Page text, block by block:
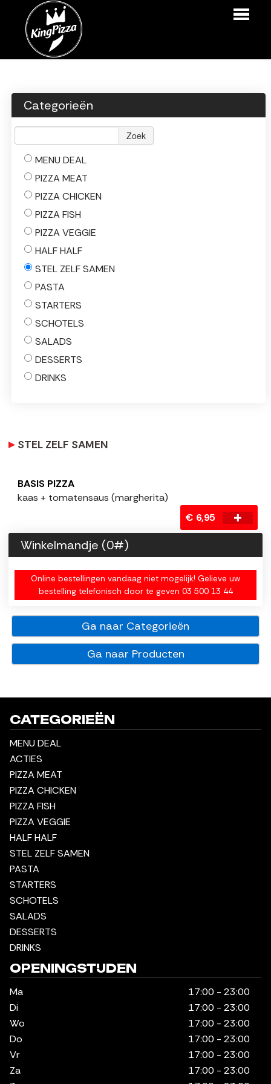
BESTELLEN
MENU
LOGIN
CONTACT
Categorieën
Zoek
MENU DEAL
PIZZA MEAT
PIZZA CHICKEN
PIZZA FISH
PIZZA VEGGIE
HALF HALF
STEL ZELF SAMEN
PASTA
STARTERS
SCHOTELS
SALADS
DESSERTS
DRINKS
STEL ZELF SAMEN
BASIS PIZZA
kaas + tomatensaus (margherita)
€ 6,95
Winkelmandje (0#)
Online bestellingen vandaag niet mogelijk! Gelieve uw
bestelling telefonisch door te geven 03 500 13 44
Ga naar Categorieën
Ga naar Producten
CATEGORIEËN
MENU DEAL
ACTIES
PIZZA MEAT
PIZZA CHICKEN
PIZZA FISH
PIZZA VEGGIE
HALF HALF
STEL ZELF SAMEN
PASTA
STARTERS
SCHOTELS
SALADS
DESSERTS
DRINKS
OPENINGSTIJDEN
Ma
17:00 - 23:00
Di
17:00 - 23:00
Wo
17:00 - 23:00
Do
17:00 - 23:00
Vr
17:00 - 23:00
Za
17:00 - 23:00